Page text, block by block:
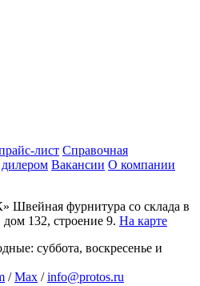
лист Справочная
Вакансии О компании
Швейная фурнитура со склада в
132, строение 9. На карте
суббота, воскресенье и
/Max /info@protos.ru